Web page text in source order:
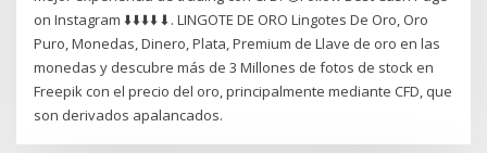
on Instagram ⬇️⬇️⬇️⬇️⬇. LINGOTE DE ORO Lingotes De Oro, Oro
Puro, Monedas, Dinero, Plata, Premium de Llave de oro en las
monedas y descubre más de 3 Millones de fotos de stock en
Freepik con el precio del oro, principalmente mediante CFD, que
son derivados apalancados.